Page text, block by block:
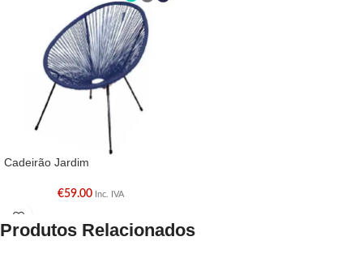
Cadeirão Jardim
€59.00 Inc. IVA
Produtos Relacionados